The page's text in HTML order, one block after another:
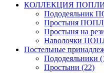
КОЛЛЕКЦИЯ
Пододеяльник
Простыня
Простыня на
Наволочки
Постельные
Пододеяльники
Простыни (22)